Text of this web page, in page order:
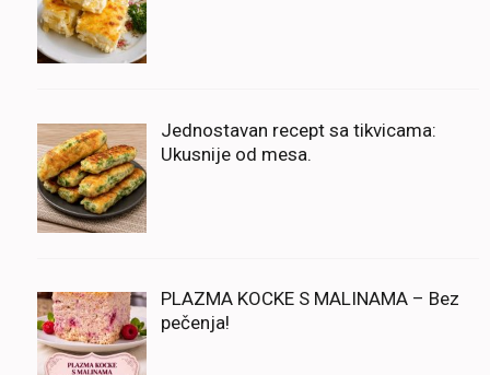
Jednostavan recept sa tikvicama:
Ukusnije od mesa.
PLAZMA KOCKE S MALINAMA – Bez
pečenja!